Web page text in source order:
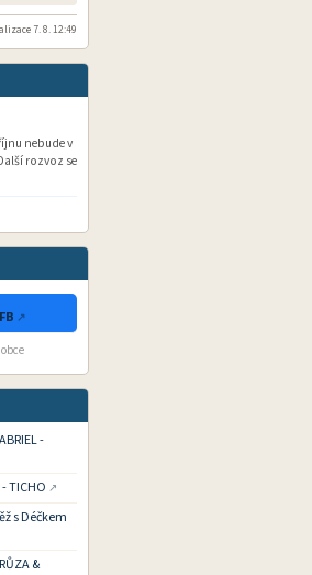
7. 8. 12:49
nebude v
rozvoz se
-
TICHO
s Déčkem
&